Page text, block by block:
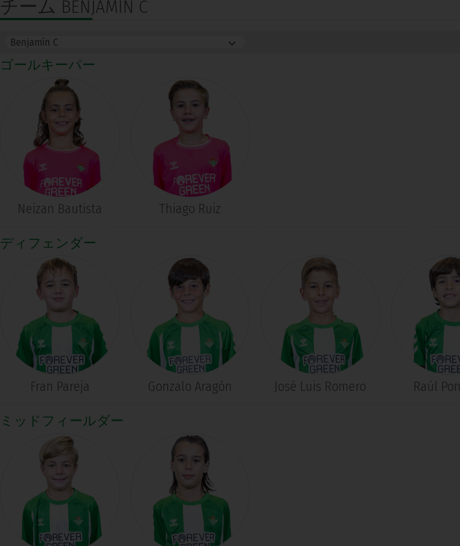
チーム BENJAMÍN C
ゴールキーパー
Neizan Bautista Thiago Ruiz
ディフェンダー
Fran Pareja Gonzalo Aragón José Luis Romero Raúl
ミッドフィールダー